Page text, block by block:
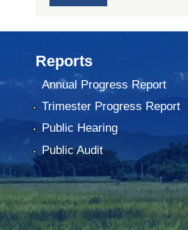
Reports
Annual Progress Report
Trimester Progress Report
Public Hearing
Public Audit